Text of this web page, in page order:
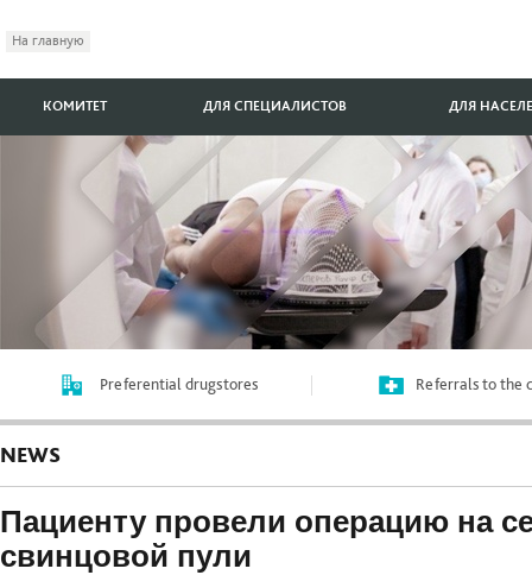
На главную
КОМИТЕТ ДЛЯ СПЕЦИАЛИСТОВ ДЛЯ
Preferential drugstores Referrals to the
NEWS
Пациенту провели операцию на
свинцовой пули